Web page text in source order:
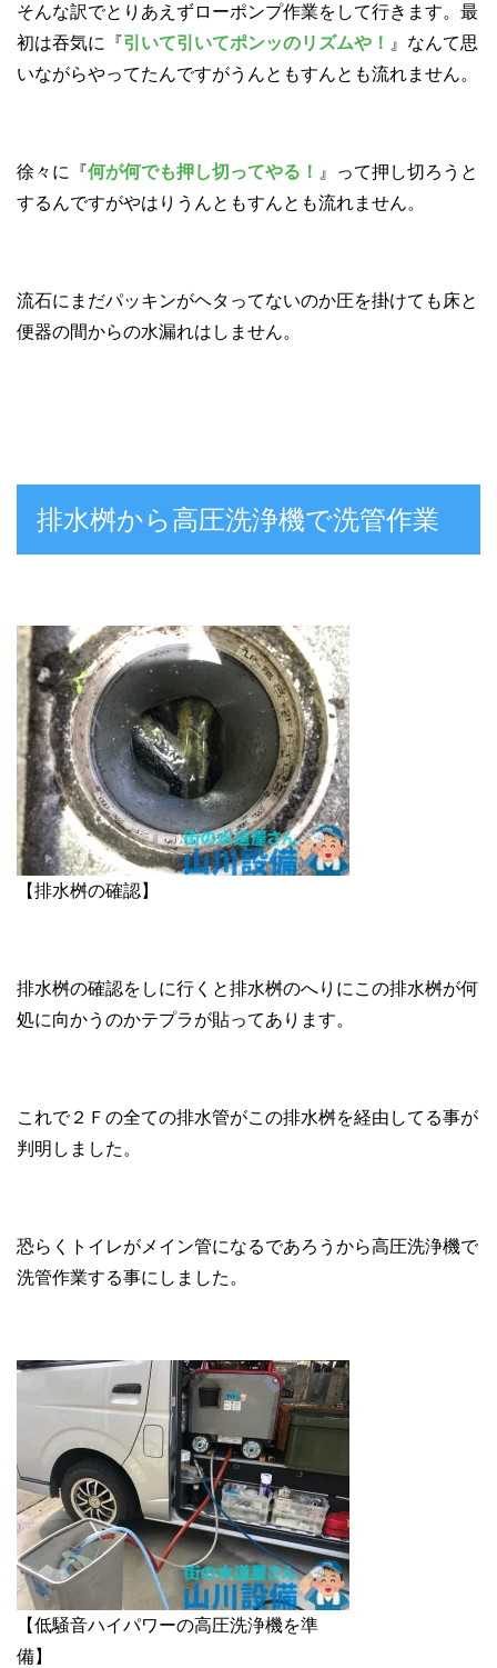
そんな訳でとりあえずローポンプ作業をして行きます。最
初は吞気に『引いて引いてポンッのリズムや！ 』なんて思
いながらやってたんですがうんともすんとも流れません。
徐々に『何が何でも押し切ってやる！ 』って押し切ろうと
するんですがやはりうんともすんとも流れません。
流石にまだパッキンがヘタってないのか圧を掛けても床と
便器の間からの水漏れはしません。
排水桝から高圧洗浄機で洗管作業
【排水桝の確認】
排水桝の確認をしに行くと排水桝のへりにこの排水桝が何
処に向かうのかテプラが貼ってあります。
これで２Ｆの全ての排水管がこの排水桝を経由してる事が
判明しました。
恐らくトイレがメイン管になるであろうから高圧洗浄機で
洗管作業する事にしました。
【低騒音ハイパワーの高圧洗浄機を準
備】